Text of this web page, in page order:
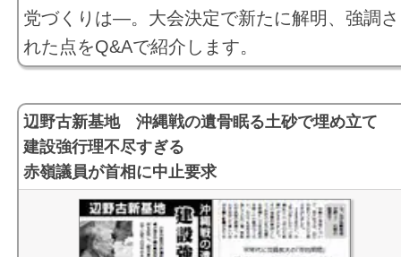
党づくりは―。大会決定で新たに解明、強調さ
れた点をQ&Aで紹介します。
辺野古新基地 沖縄戦の遺骨眠る土砂で埋め立て
建設強行理不尽すぎる
赤嶺議員が首相に中止要求